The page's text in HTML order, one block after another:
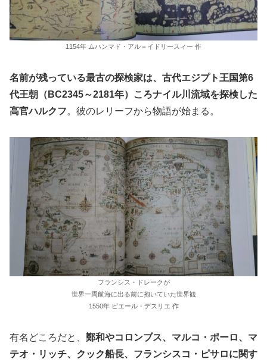
1154年 ムハンマド・アル＝イドリースィー 作
名前が残っている最古の探検家は、古代エジプト王国第6
代王朝（BC2345～2181年）ころナイル川流域を探検した
高官ハルクフ。彼のレリーフから物語が始まる。
フランシス・ドレークが
世界一周航海に出る前に抱いていた世界観
1550年 ピエール・デスリエ 作
有名どころだと、 鄭和やコロンブス、マルコ・ポーロ、マ
テオ・リッチ、クック船長、フランシスコ・ピサロに関す